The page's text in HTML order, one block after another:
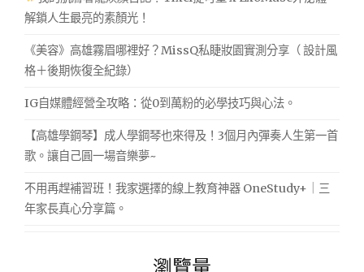
解鎖人生最亮的素顏光！
《美容》高雄霧眉哪裡好？MissQ私睫妝園實測分享（ 設計風
格＋後期恢復全紀錄）
IG自媒體經營全攻略：從0到萬粉的必學技巧與心法。
【高雄學鋼琴】成人學鋼琴也來得及！3個月內彈奏人生第一首
歌。讓自己圓一場音樂夢~
不用再趕補習班！我家選擇的線上教育神器 OneStudy+｜三
年家長真心分享篇。
瀏覽量